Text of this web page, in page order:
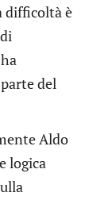
difficoltà è
del
Aldo
logica